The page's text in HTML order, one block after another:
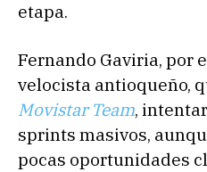
etapa.
Fernando Gaviria, por
velocista antioqueño,
Movistar Team,
sprints masivos,
pocas oportunidades